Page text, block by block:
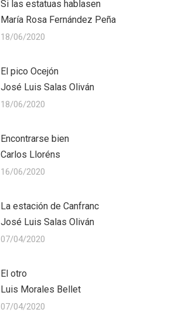
Si las estatuas hablasen
María Rosa Fernández Peña
18/06/2020
El pico Ocejón
José Luis Salas Oliván
18/06/2020
Encontrarse bien
Carlos Lloréns
16/06/2020
La estación de Canfranc
José Luis Salas Oliván
07/04/2020
El otro
Luis Morales Bellet
07/04/2020